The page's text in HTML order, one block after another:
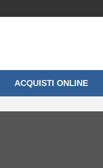
ACQUISTI ONLINE